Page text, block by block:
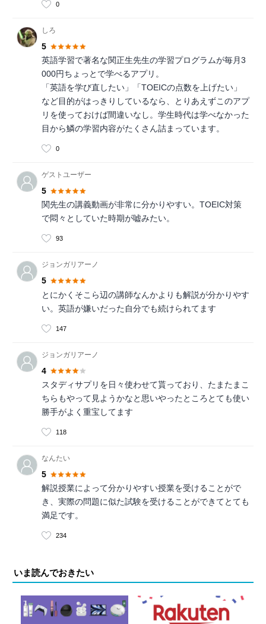
0
しろ
5
英語学習で著名な関正生先生の学習プログラムが毎月3
000円ちょっとで学べるアプリ。
「英語を学び直したい」「TOEICの点数を上げたい」
など目的がはっきりしているなら、とりあえずこのアプ
リを使っておけば間違いなし。学生時代は学べなかった
目から鱗の学習内容がたくさん詰まっています。
0
ゲストユーザー
5
関先生の講義動画が非常に分かりやすい。TOEIC対策
で悶々としていた時期が嘘みたい。
93
ジョンガリアーノ
5
とにかくそこら辺の講師なんかよりも解説が分かりやす
い。英語が嫌いだった自分でも続けられてます
147
ジョンガリアーノ
4
スタディサプリを日々使わせて貰っており、たまたまこ
ちらもやって見ようかなと思いやったところとても使い
勝手がよく重宝してます
118
なんたい
5
解説授業によって分かりやすい授業を受けることがで
き、実際の問題に似た試験を受けることができてとても
満足です。
234
いま読んでおきたい